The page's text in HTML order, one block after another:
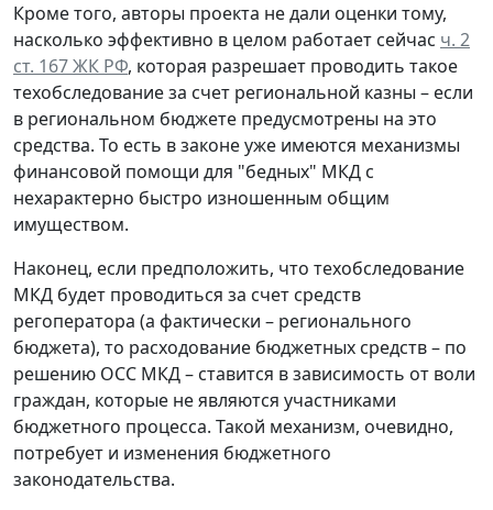
Кроме того, авторы проекта не дали оценки тому,
насколько эффективно в целом работает сейчас ч. 2
ст. 167 ЖК РФ, которая разрешает проводить такое
техобследование за счет региональной казны – если
в региональном бюджете предусмотрены на это
средства. То есть в законе уже имеются механизмы
финансовой помощи для "бедных" МКД с
нехарактерно быстро изношенным общим
имуществом.
Наконец, если предположить, что техобследование
МКД будет проводиться за счет средств
регоператора (а фактически – регионального
бюджета), то расходование бюджетных средств – по
решению ОСС МКД – ставится в зависимость от воли
граждан, которые не являются участниками
бюджетного процесса. Такой механизм, очевидно,
потребует и изменения бюджетного
законодательства.